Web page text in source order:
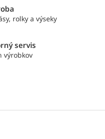
rolky a výseky
servis
výrobkov